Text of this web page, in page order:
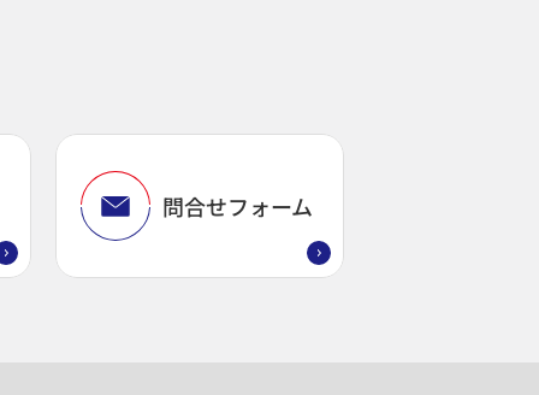
問合せフォーム